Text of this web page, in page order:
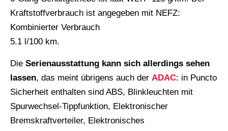
Kraftstoffverbrauch ist angegeben mit NEFZ:
Kombinierter Verbrauch
5.1 l/100 km.
Die Serienausstattung kann sich allerdings sehen
lassen, das meint übrigens auch der ADAC: in Puncto
Sicherheit enthalten sind ABS, Blinkleuchten mit
Spurwechsel-Tippfunktion, Elektronischer
Bremskraftverteiler, Elektronisches